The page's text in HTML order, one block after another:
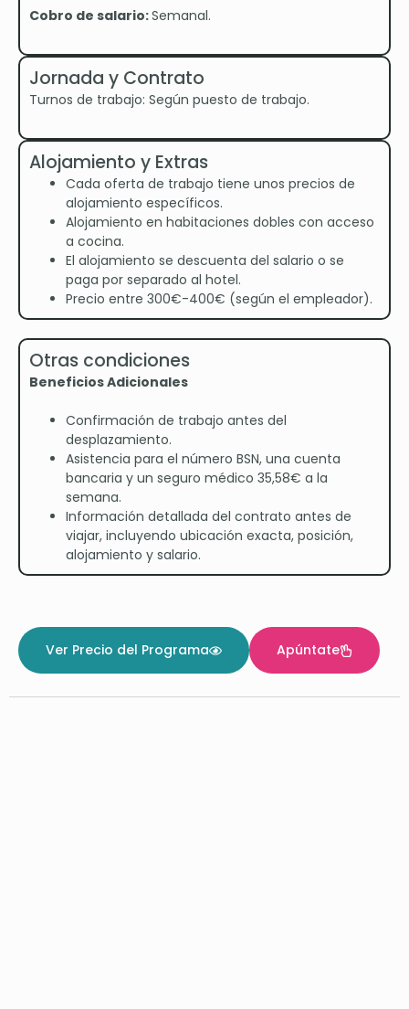
Cobro de salario:Semanal.
Jornada y Contrato
Turnos de trabajo: Según puesto de trabajo.
Alojamiento y Extras
Cada oferta de trabajo tiene unos precios de
alojamiento específicos.
Alojamiento en habitaciones dobles con acceso
a cocina.
El alojamiento se descuenta del salario o se
paga por separado al hotel.
Precio entre 300€-400€ (según el empleador).
Otras condiciones
Beneficios Adicionales
Confirmación de trabajo antes del
desplazamiento.
Asistencia para el número BSN, una cuenta
bancaria y un seguro médico 35,58€ a la
semana.
Información detallada del contrato antes de
viajar, incluyendo ubicación exacta, posición,
alojamiento y salario.
Ver Precio del Programa Apúntate